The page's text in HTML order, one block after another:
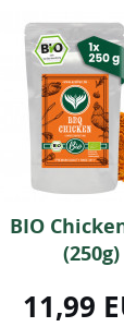
BIO
(250g)
11,99